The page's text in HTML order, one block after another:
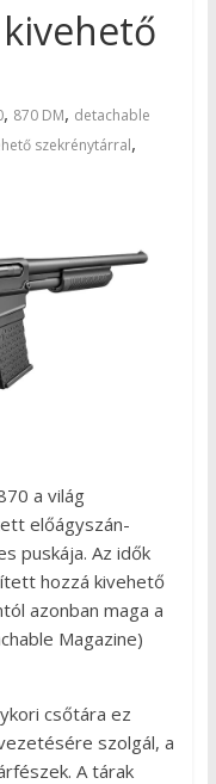
, 870 DM, detachable
szekrénytárral,
a világ
előágyszán-
puskája. Az idők
hozzá kivehető
azonban maga a
Magazine)
csőtára ez
szolgál, a
A tárak